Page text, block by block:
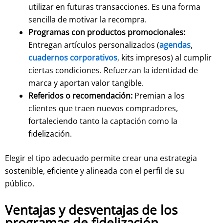
utilizar en futuras transacciones. Es una forma
sencilla de motivar la recompra.
Programas con productos promocionales:
Entregan artículos personalizados (agendas,
cuadernos corporativos, kits impresos) al cumplir
ciertas condiciones. Refuerzan la identidad de
marca y aportan valor tangible.
Referidos o recomendación: Premian a los
clientes que traen nuevos compradores,
fortaleciendo tanto la captación como la
fidelización.
Elegir el tipo adecuado permite crear una estrategia
sostenible, eficiente y alineada con el perfil de su
público.
Ventajas y desventajas de los